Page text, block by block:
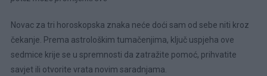
Novac za tri horoskopska znaka neće doći sam od sebe niti kroz
čekanje. Prema astrološkim tumačenjima, ključ uspjeha ove
sedmice krije se u spremnosti da zatražite pomoć, prihvatite
savjet ili otvorite vrata novim saradnjama.